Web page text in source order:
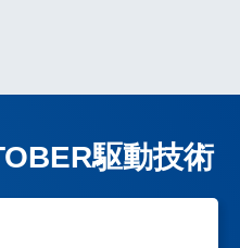
駆動技術